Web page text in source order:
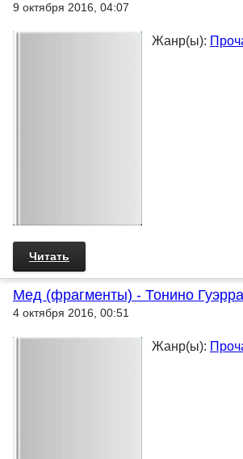
9 октября 2016, 04:07
Жанр(ы):
Читать
Мед (фрагменты) - Тонино Гуэрра
4 октября 2016, 00:51
Жанр(ы):